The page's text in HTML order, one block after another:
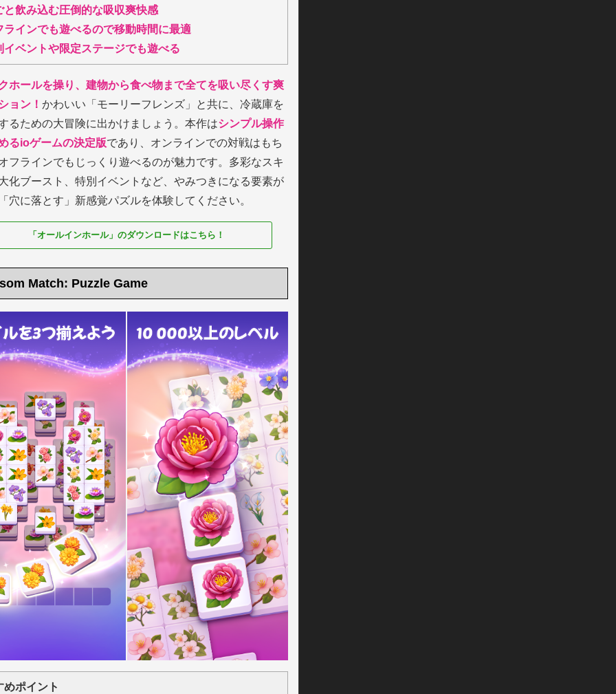
と飲み込む圧倒的な吸収爽快感
ラインでも遊べるので移動時間に最適
イベントや限定ステージでも遊べる
ホールを操り、建物から食べ物まで全てを吸い尽くす爽
ョン！ かわいい「モーリーフレンズ」と共に、冷蔵庫を
るための大冒険に出かけましょう。本作はシンプル操作
るioゲームの決定版であり、オンラインでの対戦はもち
フラインでもじっくり遊べるのが魅力です。多彩なスキ
化ブースト、特別イベントなど、やみつきになる要素が
穴に落とす」新感覚パズルを体験してください。
「オールインホール」のダウンロードはこちら！
Match: Puzzle Game
めポイント